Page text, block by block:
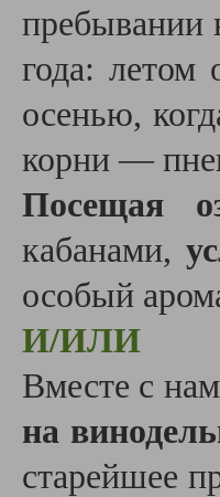
пребывании
года: летом
осенью,
корни —
Посещая
кабанами,
особый
И/ИЛИ
Вместе с
на
старейшее